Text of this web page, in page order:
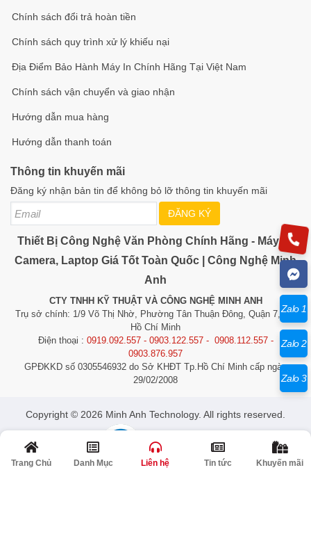
Chính sách đổi trả hoàn tiền
Chính sách quy trình xử lý khiếu nại
Địa Điểm Bảo Hành Máy In Chính Hãng Tại Việt Nam
Chính sách vận chuyển và giao nhận
Hướng dẫn mua hàng
Hướng dẫn thanh toán
Thông tin khuyến mãi
Đăng ký nhận bản tin để không bỏ lỡ thông tin khuyến mãi
ĐĂNG KÝ
Thiết Bị Công Nghệ Văn Phòng Chính Hãng - Máy In,
Camera, Laptop Giá Tốt Toàn Quốc | Công Nghệ Minh
Anh
CTY TNHH KỸ THUẬT VÀ CÔNG NGHỆ MINH ANH
Trụ sở chính: 1/9 Võ Thị Nhờ, Phường Tân Thuận Đông, Quận 7, TP.
Hồ Chí Minh
Điện thoại : 0919.092.557 - 0903.122.557 - 0908.112.557 -
0903.876.957
GPĐKKD số 0305546932 do Sở KHĐT Tp.Hồ Chí Minh cấp ngày
29/02/2008
​​​​​​Copyright © 2026 Minh Anh Technology. All rights reserved.
Trang Chủ Danh Mục Liên hệ Tin tức Khuyến mãi
Zalo 1
Zalo 2
Zalo 3